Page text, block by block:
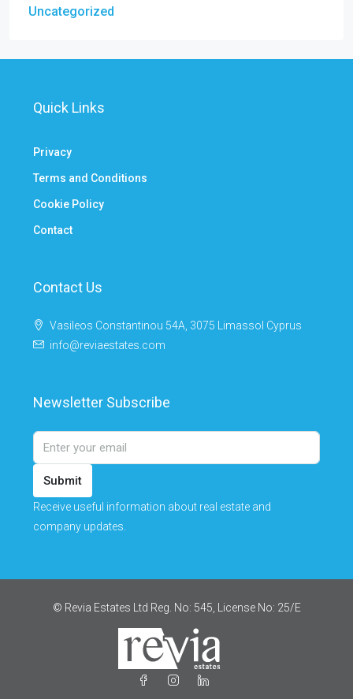
Uncategorized
Quick Links
Privacy
Terms and Conditions
Cookie Policy
Contact
Contact Us
Vasileos Constantinou 54A, 3075 Limassol Cyprus
info@reviaestates.com
Newsletter Subscribe
Submit
Receive useful information about real estate and
company updates.
© Revia Estates Ltd Reg. No: 545, License No: 25/Ε